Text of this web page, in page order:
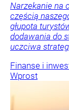
Narzekanie na
częścią
głupota
dodawania do
uczciwa
Finanse i
Wprost